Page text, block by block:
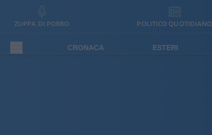
ZUPPA DI PORRO POLITICO QUOTIDIANO
CRONACA ESTERI